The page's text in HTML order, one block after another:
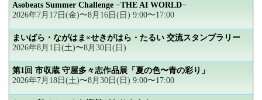
Asobeats Summer Challenge −THE AI WORLD−
2026年7月17日(金)〜8月16日(日) 9:00〜17:00
まいばら・ながはま×せきがはら・たるい 交流スタンプラリー
2026年8月1日(土)〜8月30日(日)
第1回 市収蔵 守屋多々志作品展「夏の色〜青の彩り」
2026年7月18日(土)〜8月30日(日) 9:00〜17:00